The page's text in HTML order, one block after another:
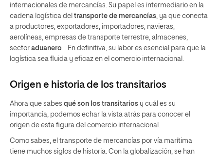
internacionales de mercancías. Su papel es intermediario en la
cadena logística del transporte de mercancías, ya que conecta
a productores, exportadores, importadores, navieras,
aerolíneas, empresas de transporte terrestre, almacenes,
sector aduanero… En definitiva, su labor es esencial para que la
logística sea fluida y eficaz en el comercio internacional.
Origen e historia de los transitarios
Ahora que sabes qué son los transitarios y cuál es su
importancia, podemos echar la vista atrás para conocer el
origen de esta figura del comercio internacional.
Como sabes, el transporte de mercancías por vía marítima
tiene muchos siglos de historia. Con la globalización, se han